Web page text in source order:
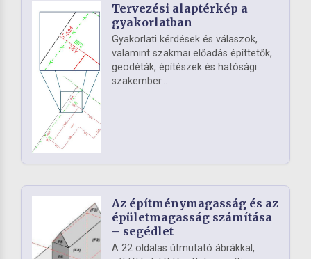
Tervezési alaptérkép a
gyakorlatban
Gyakorlati kérdések és válaszok,
valamint szakmai előadás építtetők,
geodéták, építészek és hatósági
szakember...
Az építménymagasság és az
épületmagasság számítása
– segédlet
A 22 oldalas útmutató ábrákkal,